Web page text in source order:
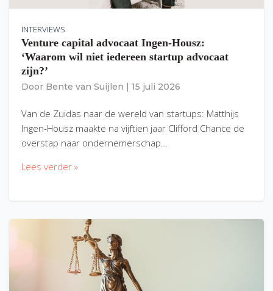
INTERVIEWS
Venture capital advocaat Ingen-Housz:
‘Waarom wil niet iedereen startup advocaat
zijn?’
Door Bente van Suijlen 15 juli 2026
Van de Zuidas naar de wereld van startups: Matthijs
Ingen-Housz maakte na vijftien jaar Clifford Chance de
overstap naar ondernemerschap…
Lees verder »